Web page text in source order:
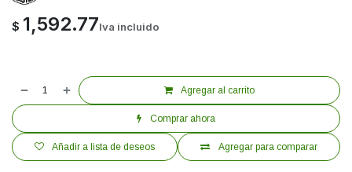
$ 1,592.77Iva incluido
Agregar al carrito
Comprar ahora
Agregar para comparar
Añadir a lista de deseos